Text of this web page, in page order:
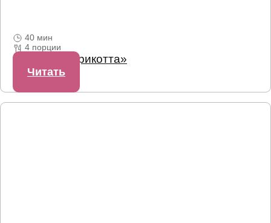
40 мин
4 порции
Веганская «рикотта»
Читать